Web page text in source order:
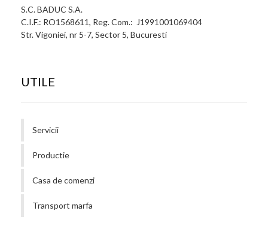
S.C. BADUC S.A.
C.I.F.: RO1568611, Reg. Com.: J1991001069404
Str. Vigoniei, nr 5-7, Sector 5, Bucuresti
UTILE
Servicii
Productie
Casa de comenzi
Transport marfa